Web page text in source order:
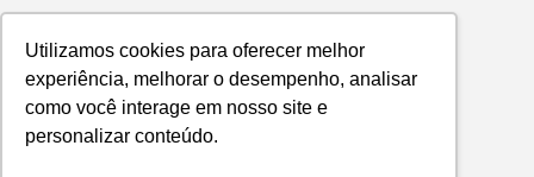
Utilizamos cookies para oferecer melhor
experiência, melhorar o desempenho, analisar
como você interage em nosso site e
personalizar conteúdo.
ATENDIMENTO:Segunda à sexta.
Das 8h às 12h e das 13h às 18h.